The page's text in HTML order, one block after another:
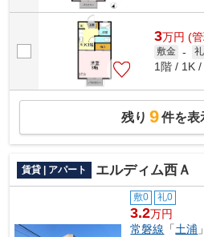
3万円 (
敷金 -
1階 / 1K
残り 9件を表
賃貸 | アパート エルディム西Ａ
敷0 礼0
3.2万円
常磐線 「土浦